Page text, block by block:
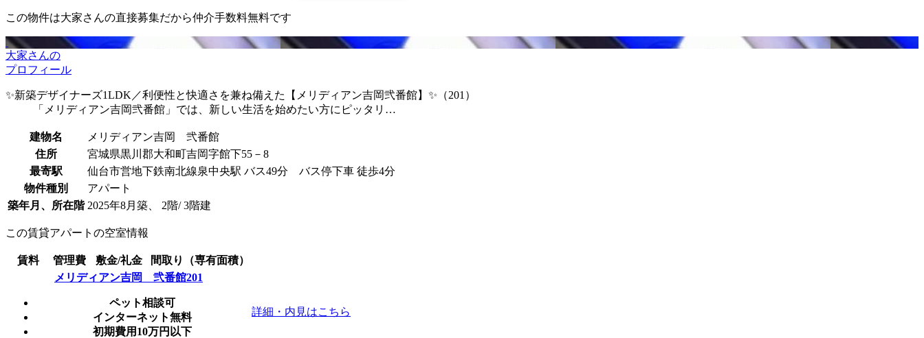
この物件は大家さんの直接募集だから仲介手数料無料です
大家さんの
プロフィール
✨新築デザイナーズ1LDK／利便性と快適さを兼ね備えた【メリディアン吉岡弐番館】✨（201）
「メリディアン吉岡弐番館」では、新しい生活を始めたい方にピッタリ…
建物名
メリディアン吉岡 弐番館
住所
宮城県黒川郡大和町吉岡字館下55－8
最寄駅
仙台市営地下鉄南北線泉中央駅 バス49分 バス停下車 徒歩4分
物件種別
アパート
築年月、所在階 2025年8月築、 2階/ 3階建
この賃貸アパートの空室情報
賃料 管理費 敷金/礼金
間取り（専有面積）
メリディアン吉岡 弐番館201
ペット相談可
インターネット無料
初期費用10万円以下
詳細・内見はこちら